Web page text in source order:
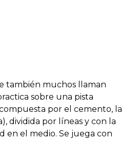
también muchos llaman
sobre una pista
por el cemento, la
dividida por líneas y con la
en el medio. Se juega con